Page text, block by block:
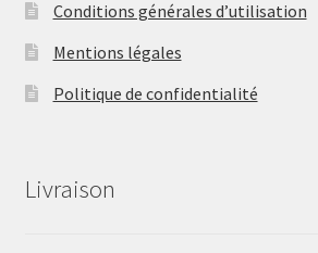
Conditions générales d’utilisation
Mentions légales
Politique de confidentialité
Livraison